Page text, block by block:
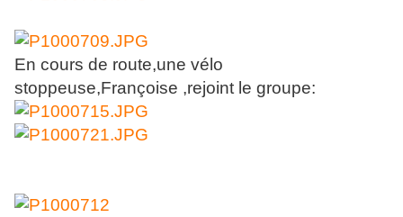
En cours de route,une vélo
stoppeuse,Françoise ,rejoint le groupe: